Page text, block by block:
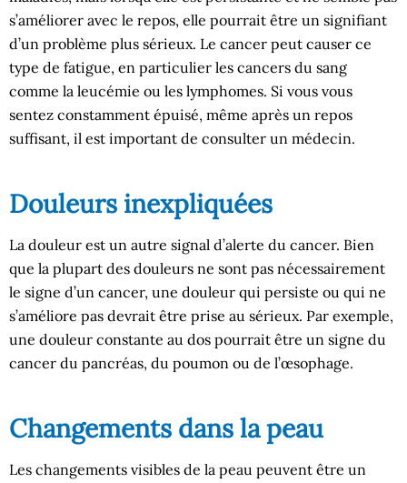
s’améliorer avec le repos, elle pourrait être un signifiant
d’un problème plus sérieux. Le cancer peut causer ce
type de fatigue, en particulier les cancers du sang
comme la leucémie ou les lymphomes. Si vous vous
sentez constamment épuisé, même après un repos
suffisant, il est important de consulter un médecin.
Douleurs inexpliquées
La douleur est un autre signal d’alerte du cancer. Bien
que la plupart des douleurs ne sont pas nécessairement
le signe d’un cancer, une douleur qui persiste ou qui ne
s’améliore pas devrait être prise au sérieux. Par exemple,
une douleur constante au dos pourrait être un signe du
cancer du pancréas, du poumon ou de l’œsophage.
Changements dans la peau
Les changements visibles de la peau peuvent être un